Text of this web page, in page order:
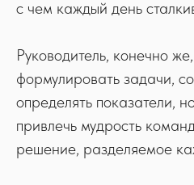
с чем каждый день
Руководитель, конечно
формулировать задачи,
определять показатели,
привлечь мудрость
решение, разделяемое